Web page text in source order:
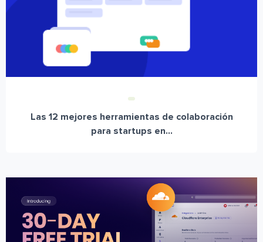
Las 12 mejores herramientas de colaboración
para startups en...